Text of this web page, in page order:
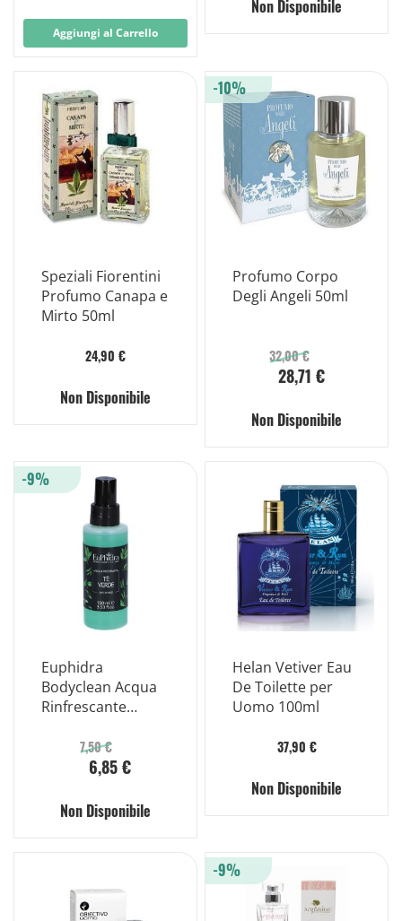
Aggiungi al Carrello
Non Disponibile
Speziali Fiorentini
Profumo Canapa e
Mirto 50ml
24,90 €
Non Disponibile
Profumo Corpo
Degli Angeli 50ml
32,00 €
28,71 €
-10%
Non Disponibile
Euphidra
Bodyclean Acqua
Rinfrescante
Verde7,50 €
6,85 €
-9%
Non Disponibile
Helan Vetiver Eau
De Toilette per
Uomo 100ml
37,90 €
Non Disponibile
-9%